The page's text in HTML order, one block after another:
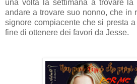
una volta la settimana a trovare
andare a trovare suo nonno, che in
signore compiacente che si presta
fine di ottenere dei favori da Jesse.